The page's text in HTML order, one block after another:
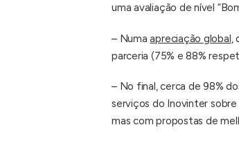
uma avaliação de nível
– Numaapreciação global,
parceria (75% e 88%
– No final, cerca de 98%
serviços do Inovinter
mas com propostas de